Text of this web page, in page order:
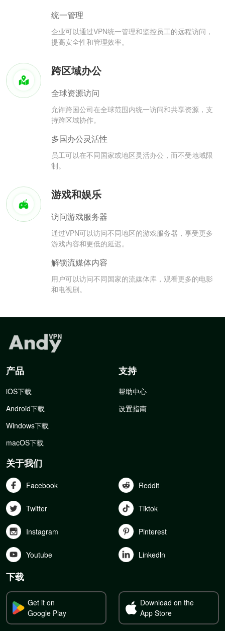
统一管理
企业可以通过VPN统一管理和监控员工的远程访问，
提高安全性和管理效率。
跨区域办公
全球资源访问
允许跨国公司在全球范围内统一访问和共享资源，支
持跨区域协作。
多国办公灵活性
员工可以在不同国家或地区灵活办公，而不受地域限
制。
游戏和娱乐
访问游戏服务器
通过VPN可以访问不同地区的游戏服务器，享受更多
游戏内容和更低的延迟。
解锁流媒体内容
用户可以访问不同国家的流媒体库，观看更多的电影
和电视剧。
产品
iOS下载
Android下载
Windows下载
macOS下载
支持
帮助中心
设置指南
关于我们
Facebook Reddit
Twitter Tiktok
Instagram Pinterest
Youtube Linkedln
下载
Get it on
Google Play
Download on the
App Store